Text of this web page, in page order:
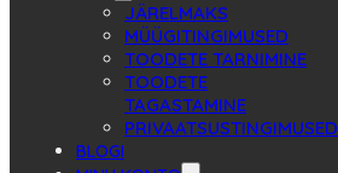
JÄRELMAKS
MÜÜGITINGIMUSED
TOODETE TARNIMINE
TOODETE
TAGASTAMINE
PRIVAATSUSTINGIMUSED
BLOGI